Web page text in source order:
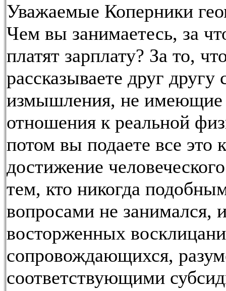
Уважаемые Коперники
Чем вы занимаетесь, за
платят зарплату? За то,
рассказываете друг другу
измышления, не имеющие
отношения к реальной
потом вы подаете все это
достижение
тем, кто никогда
вопросами не занимался,
восторженных
сопровождающихся,
соответствующими